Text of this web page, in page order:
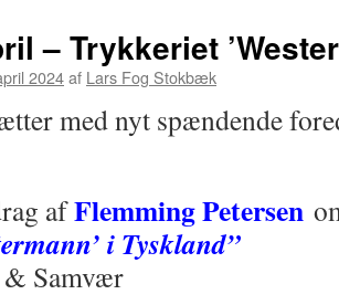
– Trykkeriet
2024af Lars Fog Stokbæk
med nyt spændende
afFlemming Petersen
i Tyskland”
Samvær